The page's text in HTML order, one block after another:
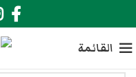
القائمة